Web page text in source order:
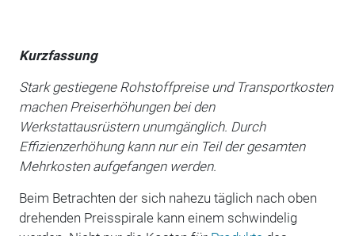
Kurzfassung
Stark gestiegene Rohstoffpreise und Transportkosten
machen Preiserhöhungen bei den
Werkstattausrüstern unumgänglich. Durch
Effizienzerhöhung kann nur ein Teil der gesamten
Mehrkosten aufgefangen werden.
Beim Betrachten der sich nahezu täglich nach oben
drehenden Preisspirale kann einem schwindelig